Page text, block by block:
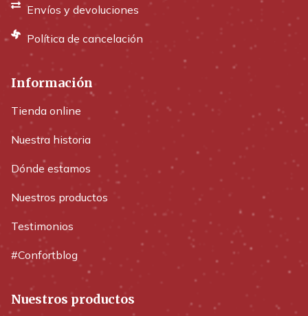
Envíos y devoluciones
Política de cancelación
Información
Tienda online
Nuestra historia
Dónde estamos
Nuestros productos
Testimonios
#Confortblog
Nuestros productos